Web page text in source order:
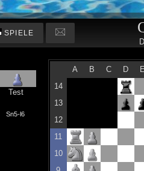
SPIELE
Test
Sn5-l6
A B C D
14
13
12
11
10